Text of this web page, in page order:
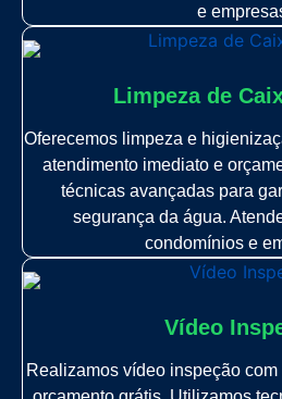
e
Limpeza de
Oferecemos limpeza e
atendimento imediato e
técnicas avançadas para
segurança da água.
condomínios e
Vídeo
Realizamos vídeo inspeção